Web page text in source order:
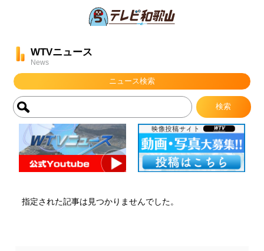
WTVニュース
News
ニュース検索
指定された記事は見つかりませんでした。